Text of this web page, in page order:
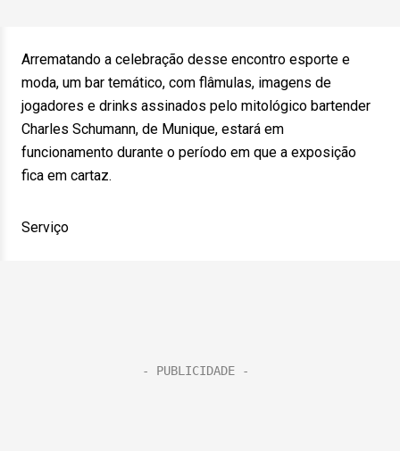
Arrematando a celebração desse encontro esporte e
moda, um bar temático, com flâmulas, imagens de
jogadores e drinks assinados pelo mitológico bartender
Charles Schumann, de Munique, estará em
funcionamento durante o período em que a exposição
fica em cartaz.
Serviço